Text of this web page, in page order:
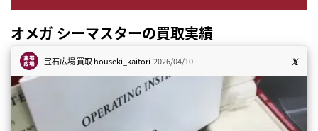
オメガ シーマスターの買取実績
宝石広場 買取houseki_kaitori 2026/04/10